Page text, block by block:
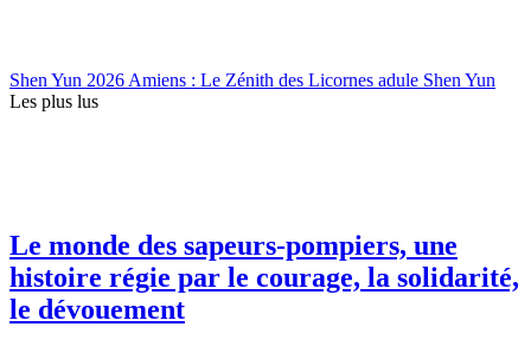
Shen Yun 2026 Amiens : Le Zénith des Licornes adule Shen Yun
Les plus lus
Le monde des sapeurs-pompiers, une
histoire régie par le courage, la solidarité,
le dévouement